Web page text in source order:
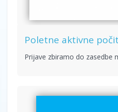
Poletne aktivne
Prijave zbiramo do zasedbe